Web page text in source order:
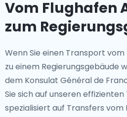
Vom Flughafen
zum
Wenn Sie einen Transport
zu einem Regierungsgebäude
dem Konsulat Général de
Sie sich auf unseren effizienten
spezialisiert auf Transfers